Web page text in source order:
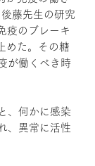
藤先生の研究
疫のブレーキ
めた。その糖
が働くべき時
、何かに感染
、異常に活性